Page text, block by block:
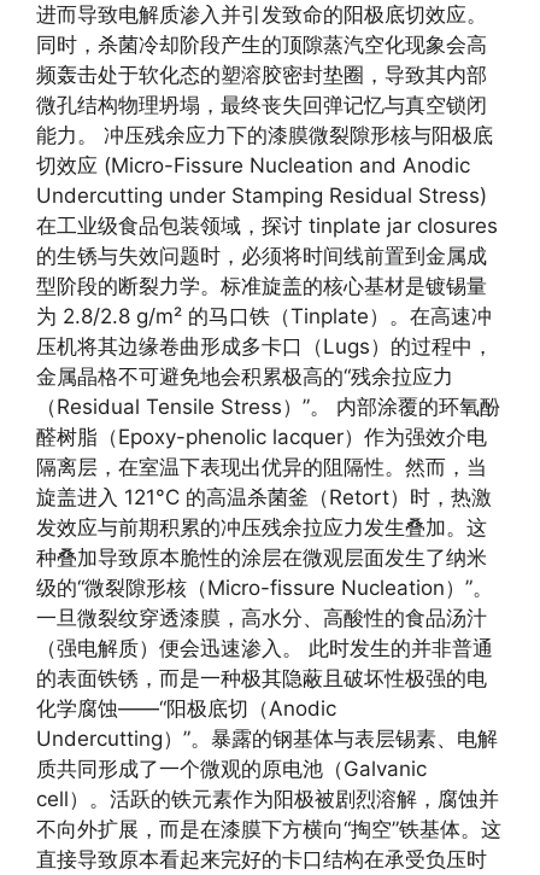
进而导致电解质渗入并引发致命的阳极底切效应。
同时，杀菌冷却阶段产生的顶隙蒸汽空化现象会高
频轰击处于软化态的塑溶胶密封垫圈，导致其内部
微孔结构物理坍塌，最终丧失回弹记忆与真空锁闭
能力。 冲压残余应力下的漆膜微裂隙形核与阳极底
切效应 (Micro-Fissure Nucleation and Anodic
Undercutting under Stamping Residual Stress)
在工业级食品包装领域，探讨 tinplate jar closures
的生锈与失效问题时，必须将时间线前置到金属成
型阶段的断裂力学。标准旋盖的核心基材是镀锡量
为 2.8/2.8 g/m² 的马口铁（Tinplate）。在高速冲
压机将其边缘卷曲形成多卡口（Lugs）的过程中，
金属晶格不可避免地会积累极高的“残余拉应力
（Residual Tensile Stress）”。 内部涂覆的环氧酚
醛树脂（Epoxy-phenolic lacquer）作为强效介电
隔离层，在室温下表现出优异的阻隔性。然而，当
旋盖进入 121°C 的高温杀菌釜（Retort）时，热激
发效应与前期积累的冲压残余拉应力发生叠加。这
种叠加导致原本脆性的涂层在微观层面发生了纳米
级的“微裂隙形核（Micro-fissure Nucleation）”。
一旦微裂纹穿透漆膜，高水分、高酸性的食品汤汁
（强电解质）便会迅速渗入。 此时发生的并非普通
的表面铁锈，而是一种极其隐蔽且破坏性极强的电
化学腐蚀——“阳极底切（Anodic
Undercutting）”。暴露的钢基体与表层锡素、电解
质共同形成了一个微观的原电池（Galvanic
cell）。活跃的铁元素作为阳极被剧烈溶解，腐蚀并
不向外扩展，而是在漆膜下方横向“掏空”铁基体。这
直接导致原本看起来完好的卡口结构在承受负压时